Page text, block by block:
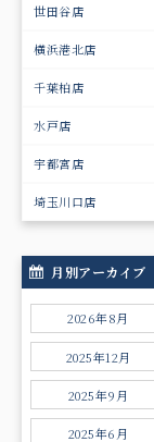
世田谷店
横浜港北店
千葉柏店
水戸店
宇都宮店
埼玉川口店
月別アーカイブ
2026年8月
2025年12月
2025年9月
2025年6月